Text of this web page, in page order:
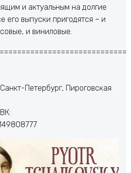
и актуальным на долгие
его выпуски пригодятся – и
и виниловые.
Петербург, Пироговская